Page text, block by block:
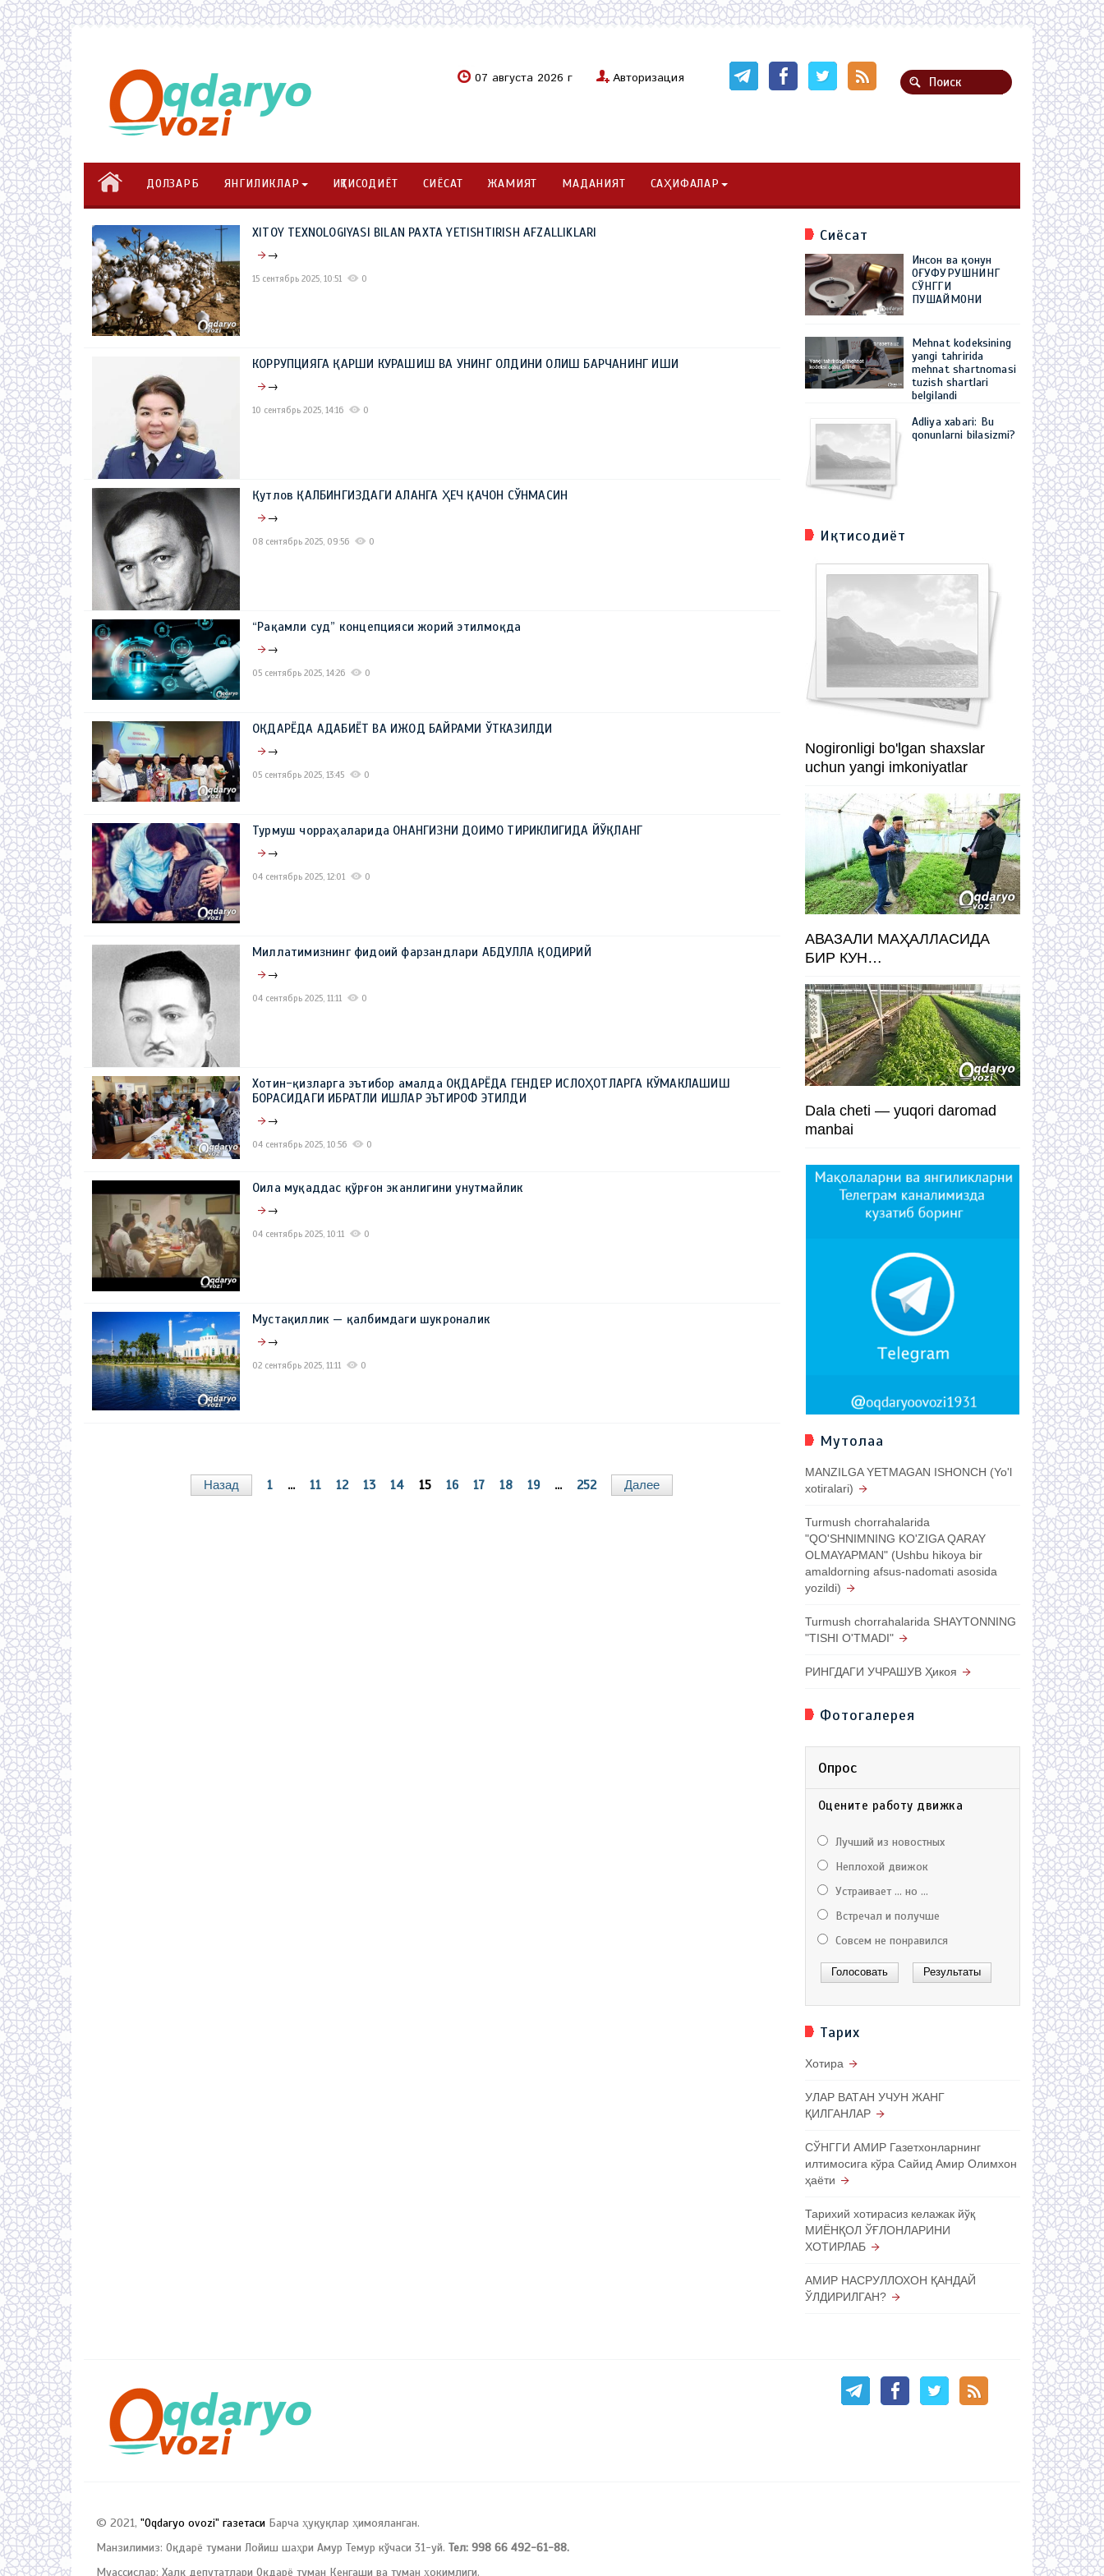
07 августа 2026 г Авторизация
ДОЛЗАРБ ЯНГИЛИКЛАР ИҚТИСОДИЁТ СИЁСАТ ЖАМИЯТ МАДАНИЯТ САҲИФАЛАР
XITOY TEXNOLOGIYASI BILAN PAXTA YETISHTIRISH AFZALLIKLARI
→
15 сентябрь 2025, 10:51 0
КОРРУПЦИЯГА ҚАРШИ КУРАШИШ ВА УНИНГ ОЛДИНИ ОЛИШ БАРЧАНИНГ ИШИ
→
10 сентябрь 2025, 14:16 0
Қутлов ҚАЛБИНГИЗДАГИ АЛАНГА ҲЕЧ ҚАЧОН СЎНМАСИН
→
08 сентябрь 2025, 09:56 0
“Рақамли суд” концепцияси жорий этилмоқда
→
05 сентябрь 2025, 14:26 0
ОҚДАРЁДА АДАБИЁТ ВА ИЖОД БАЙРАМИ ЎТКАЗИЛДИ
→
05 сентябрь 2025, 13:45 0
Турмуш чорраҳаларида ОНАНГИЗНИ ДОИМО ТИРИКЛИГИДА ЙЎҚЛАНГ
→
04 сентябрь 2025, 12:01 0
Миллатимизнинг фидоий фарзандлари АБДУЛЛА ҚОДИРИЙ
→
04 сентябрь 2025, 11:11 0
Хотин-қизларга эътибор амалда ОҚДАРЁДА ГЕНДЕР ИСЛОҲОТЛАРГА КЎМАКЛАШИШ
БОРАСИДАГИ ИБРАТЛИ ИШЛАР ЭЪТИРОФ ЭТИЛДИ
→
04 сентябрь 2025, 10:56 0
Оила муқаддас қўрғон эканлигини унутмайлик
→
04 сентябрь 2025, 10:11 0
Мустақиллик — қалбимдаги шукроналик
→
02 сентябрь 2025, 11:11 0
Назад 1 ... 11 12 13 14 15 16 17 18 19 ... 252 Далее
Сиёсат
Инсон ва қонун
ОҒУФУРУШНИНГ
СЎНГГИ
ПУШАЙМОНИ
Mehnat kodeksining
yangi tahririda
mehnat shartnomasi
tuzish shartlari
belgilandi
Adliya xabari: Bu
qonunlarni bilasizmi?
Иқтисодиёт
Nogironligi bo'lgan shaxslar
uchun yangi imkoniyatlar
АВАЗАЛИ МАҲАЛЛАСИДА
БИР КУН…
Dala cheti — yuqori daromad
manbai
Мутолаа
MANZILGA YETMAGAN ISHONCH (Yo'l
xotiralari)
Turmush chorrahalarida
"QO'SHNIMNING KO'ZIGA QARAY
OLMAYAPMAN" (Ushbu hikoya bir
amaldorning afsus-nadomati asosida
yozildi)
Turmush chorrahalarida SHAYTONNING
"TISHI O'TMADI"
РИНГДАГИ УЧРАШУВ Ҳикоя
Фотогалерея
Опрос
Оцените работу движка
Лучший из новостных
Неплохой движок
Устраивает ... но ...
Встречал и получше
Совсем не понравился
Тарих
Хотира
УЛАР ВАТАН УЧУН ЖАНГ
ҚИЛГАНЛАР
СЎНГГИ АМИР Газетхонларнинг
илтимосига кўра Сайид Амир Олимхон
ҳаёти
Тарихий хотирасиз келажак йўқ
МИЁНҚОЛ ЎҒЛОНЛАРИНИ
ХОТИРЛАБ
АМИР НАСРУЛЛОХОН ҚАНДАЙ
ЎЛДИРИЛГАН?
© 2021, "Oqdaryo ovozi" газетаси Барча ҳуқуқлар ҳимояланган.
Манзилимиз: Оқдарё тумани Лойиш шаҳри Амур Темур кўчаси 31-уй. Тел: 998 66 492-61-88.
Муассислар: Халқ депутатлари Оқдарё туман Кенгаши ва туман ҳокимлиги.